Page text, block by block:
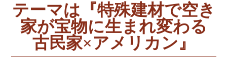
テーマは『特殊建材で空き
家が宝物に生まれ変わる
古民家×アメリカン』